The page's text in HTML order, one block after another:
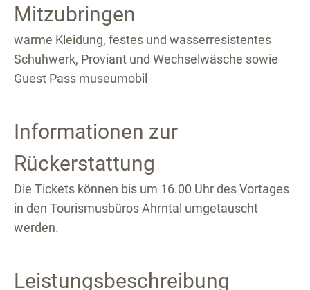
Mitzubringen
warme Kleidung, festes und wasserresistentes
Schuhwerk, Proviant und Wechselwäsche sowie
Guest Pass museumobil
Informationen zur
Rückerstattung
Die Tickets können bis um 16.00 Uhr des Vortages
in den Tourismusbüros Ahrntal umgetauscht
werden.
Leistungsbeschreibung